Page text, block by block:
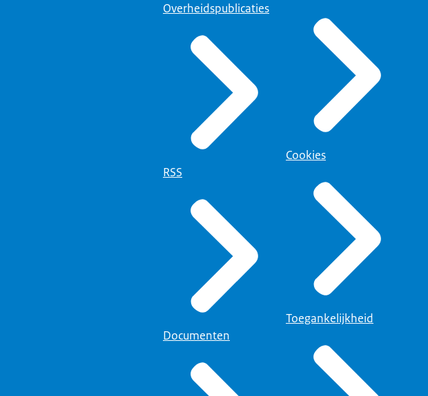
Overheidspublicaties
RSS
Documenten
Cookies
Toegankelijkheid